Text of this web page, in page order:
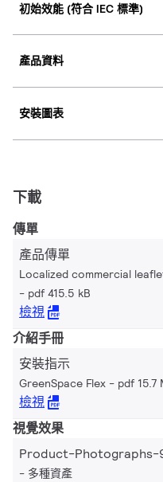
初始效能 (符合 IEC 標準)
產品資料
安裝圖表
下載
傳單
產品傳單
Localized commercial
pdf 415.5 kB
檢視
介紹手冊
安裝指示
GreenSpace Flex pdf 15.7
檢視
視覺效果
Product-Photographs-
多種資產